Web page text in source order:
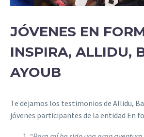
JÓVENES EN
INSPIRA, ALLIDU,
AYOUB
Te dejamos los testimonios de Allidu,
jóvenes participantes de la entidad En